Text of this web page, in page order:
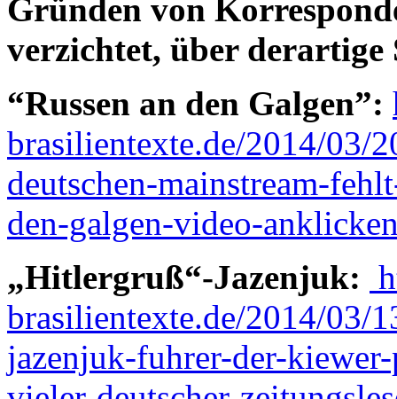
Gründen von
verzichtet, über
“Russen an den Galgen”:
brasilientexte.de/2014/03/
deutschen-mainstream-
den-galgen-video-
„Hitlergruß“-Jazenjuk:
brasilientexte.de/2014/03/
jazenjuk-fuhrer-der-